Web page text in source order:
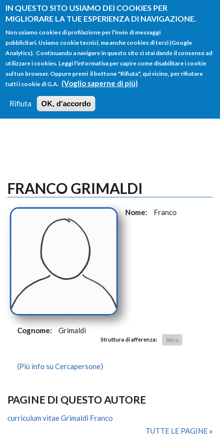
IN QUESTO SITO USIAMO DEI COOKIES PER
MIGLIORARE LA TUE ESPERIENZA DI NAVIGAZIONE.
Non usiamo cookies di profilazione per l'invio di messaggi
pubblicitari. Usiamo cookie tecnici, ma anche cookies di terzi (Google
Analytics). Continuando a navigare in questo sito ci stai dando il consenso ad
utilizzare i cookies. Leggi l'informativa per capire come disabilitare i cookie
sul tuo browser. Oppure premi il bottone "Rifiuta", qui vicino, per rifiutare
tutti i cookie di G.A. (Voglio saperne di più)
Rifiuta OK, d'accordo
Salta al contenuto principale
FORM
DI
RICERCA
Main menu
HOME TUTTI I PROFILI
LOGIN
FRANCO GRIMALDI
Nome: Franco
Cognome: Grimaldi
Struttura di afferenza: Altro
(Più info su Cercapersone)
PAGINE DI QUESTO AUTORE
curriculum vitae Grimaldi Franco
TUTTE LE PAGINE